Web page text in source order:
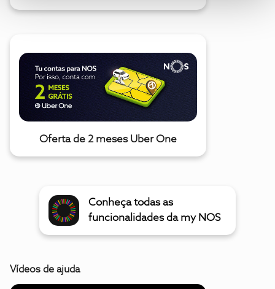
Oferta de 2 meses Uber One
Conheça todas as
funcionalidades da my NOS
Vídeos de ajuda